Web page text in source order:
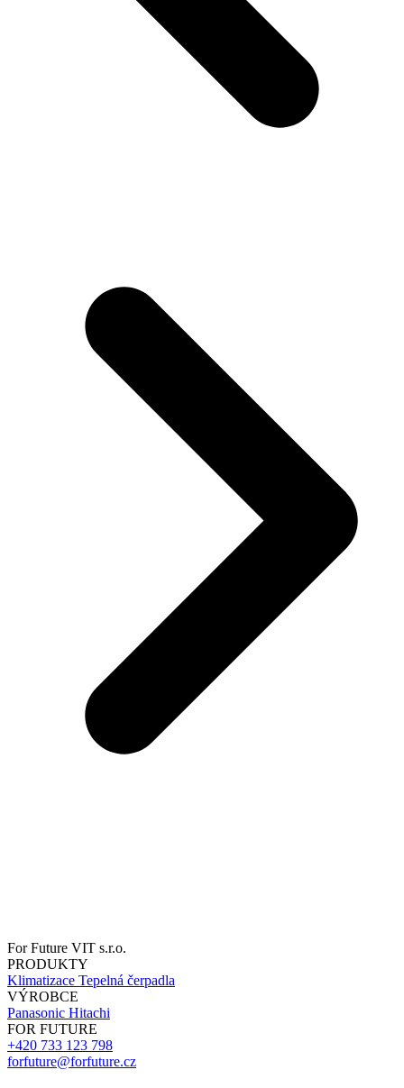
For Future VIT s.r.o.
PRODUKTY
Klimatizace Tepelná čerpadla
VÝROBCE
Panasonic Hitachi
FOR FUTURE
+420 733 123 798
forfuture@forfuture.cz